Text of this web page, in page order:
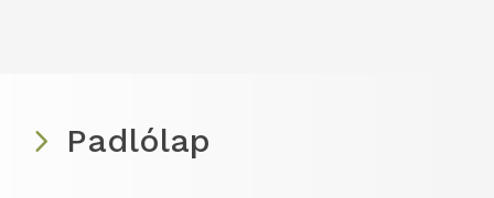
Padlólap